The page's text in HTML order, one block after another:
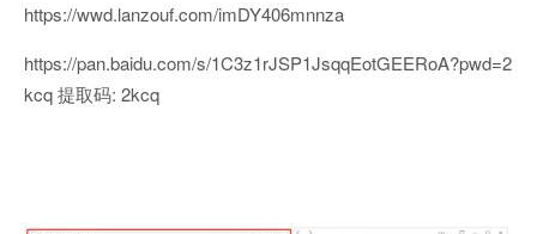
https://wwd.lanzouf.com/imDY406mnnza
https://pan.baidu.com/s/1C3z1rJSP1JsqqEotGEERoA?pwd=2
kcq 提取码: 2kcq